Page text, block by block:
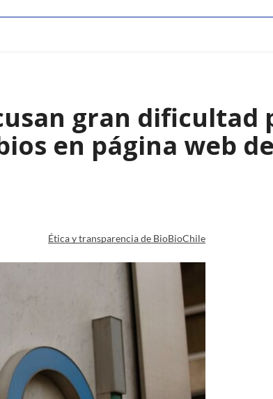
gran dificultad
en página web
Ética y transparencia de BioBioChile